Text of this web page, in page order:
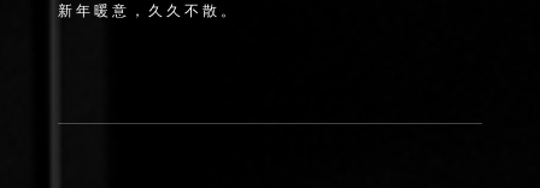
新年暖意，久久不散。